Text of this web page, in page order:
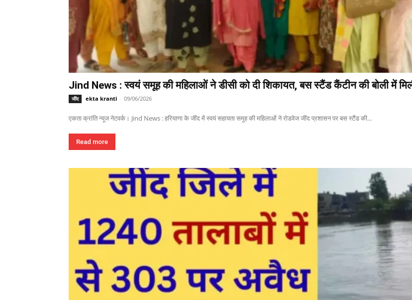
Jind News : स्वयं समूह की महिलाओं ने डीसी को दी शिकायत, बस स्टैंड कैंटीन की बोली में
जींद ekta kranti - 09/06/2026
एकता क्रांति न्यूज नेटवर्क। Jind News : हरियाणा के जींद में स्वयं सहायता समूह की महिलाओं ने रोडवेज जींद प्रशासन पर बस स्टैंड की...
Read more